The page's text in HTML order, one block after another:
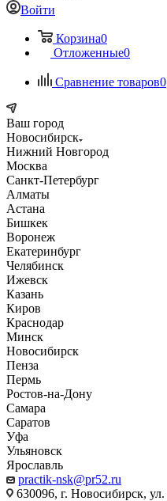
Войти
Корзина0
Отложенные0
Сравнение товаров0
Ваш город
Новосибирск
Нижний Новгород
Москва
Санкт-Петербург
Алматы
Астана
Бишкек
Воронеж
Екатеринбург
Челябинск
Ижевск
Казань
Киров
Краснодар
Минск
Новосибирск
Пенза
Пермь
Ростов-на-Дону
Самара
Саратов
Уфа
Ульяновск
Ярославль
practik-nsk@pr52.ru
630096, г. Новосибирск,